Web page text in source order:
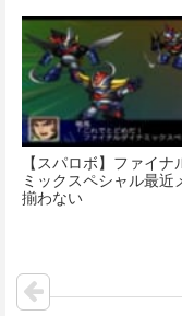
【スパロボ】ファイナ
ミックスペシャル最近
揃わない